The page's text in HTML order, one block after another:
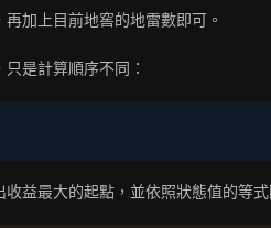
加上目前地窖的地雷數即可。
是計算順序不同：
益最大的起點，並依照狀態值的等